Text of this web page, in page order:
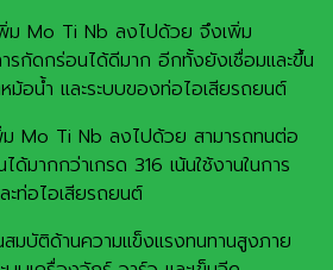
ม Mo Ti Nb ลงไปด้วย จึงเพิ่ม
กัดกร่อนได้ดีมาก อีกทั้งยังเชื่อมและขึ้น
ม้อน้ำ และระบบของท่อไอเสียรถยนต์
Mo Ti Nb ลงไปด้วย สามารถทนต่อ
ด้มากกว่าเกรด 316 เน้นใช้งานในการ
ท่อไอเสียรถยนต์
บัติด้านความแข็งแรงทนทานสูงภาย